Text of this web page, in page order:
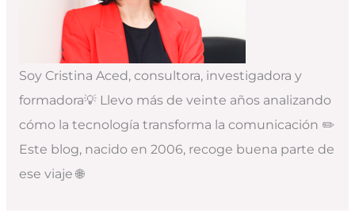
Soy Cristina Aced, consultora, investigadora y
formadora💡 Llevo más de veinte años analizando
cómo la tecnología transforma la comunicación ✏️
Este blog, nacido en 2006, recoge buena parte de
ese viaje 🌐